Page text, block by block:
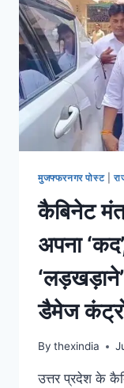
मुजफ्फरनगर पोस्ट|
कैबिनेट
अपना
डैमेज
By thexindia
उत्तर प्रदेश के